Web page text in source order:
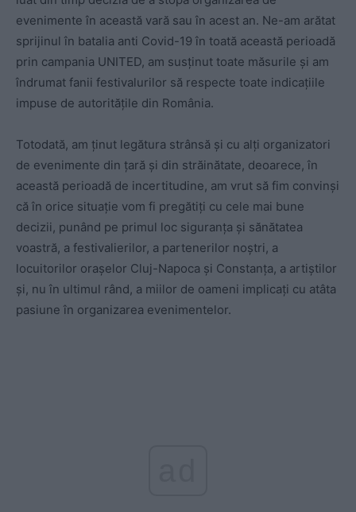
evenimente în această vară sau în acest an. Ne-am arătat
sprijinul în batalia anti Covid-19 în toată această perioadă
prin campania UNITED, am susținut toate măsurile și am
îndrumat fanii festivalurilor să respecte toate indicațiile
impuse de autoritățile din România.
Totodată, am ținut legătura strânsă și cu alți organizatori
de evenimente din țară și din străinătate, deoarece, în
această perioadă de incertitudine, am vrut să fim convinși
că în orice situație vom fi pregătiți cu cele mai bune
decizii, punând pe primul loc siguranța și sănătatea
voastră, a festivalierilor, a partenerilor noștri, a
locuitorilor orașelor Cluj-Napoca și Constanța, a artiștilor
și, nu în ultimul rând, a miilor de oameni implicați cu atâta
pasiune în organizarea evenimentelor.